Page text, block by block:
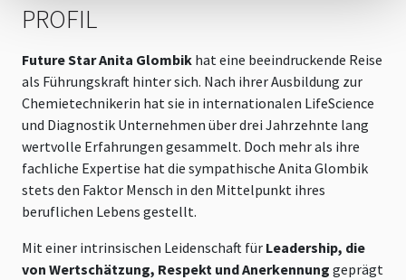
PROFIL
Future Star Anita Glombik hat eine beeindruckende Reise
als Führungskraft hinter sich. Nach ihrer Ausbildung zur
Chemietechnikerin hat sie in internationalen LifeScience
und Diagnostik Unternehmen über drei Jahrzehnte lang
wertvolle Erfahrungen gesammelt. Doch mehr als ihre
fachliche Expertise hat die sympathische Anita Glombik
stets den Faktor Mensch in den Mittelpunkt ihres
beruflichen Lebens gestellt.
Mit einer intrinsischen Leidenschaft für Leadership, die
von Wertschätzung, Respekt und Anerkennung geprägt